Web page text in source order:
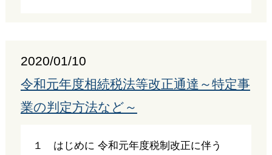
2020/01/10
令和元年度相続税法等改正通達～特定事
業の判定方法など～
１ はじめに 令和元年度税制改正に伴う